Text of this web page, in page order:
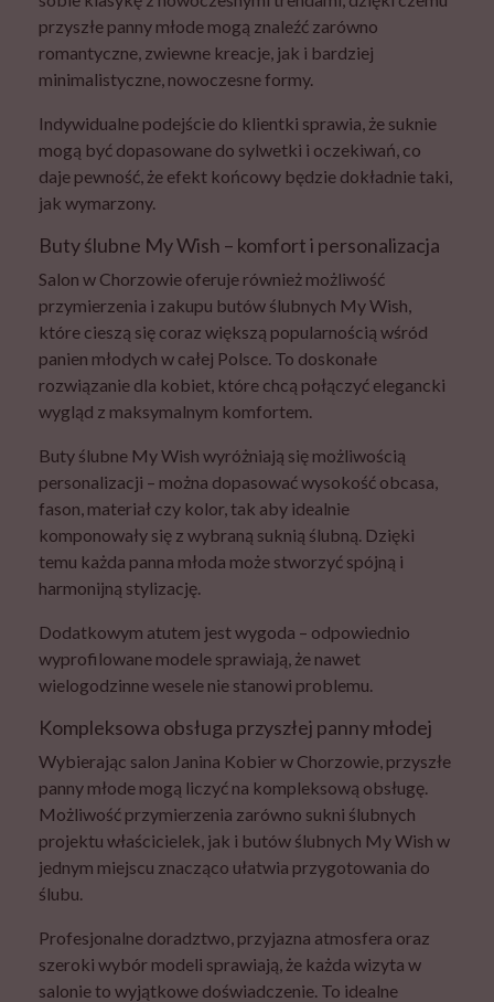
przyszłe panny młode mogą znaleźć zarówno
romantyczne, zwiewne kreacje, jak i bardziej
minimalistyczne, nowoczesne formy.
Indywidualne podejście do klientki sprawia, że suknie
mogą być dopasowane do sylwetki i oczekiwań, co
daje pewność, że efekt końcowy będzie dokładnie taki,
jak wymarzony.
Buty ślubne My Wish – komfort i personalizacja
Salon w Chorzowie oferuje również możliwość
przymierzenia i zakupu butów ślubnych My Wish,
które cieszą się coraz większą popularnością wśród
panien młodych w całej Polsce. To doskonałe
rozwiązanie dla kobiet, które chcą połączyć elegancki
wygląd z maksymalnym komfortem.
Buty ślubne My Wish wyróżniają się możliwością
personalizacji – można dopasować wysokość obcasa,
fason, materiał czy kolor, tak aby idealnie
komponowały się z wybraną suknią ślubną. Dzięki
temu każda panna młoda może stworzyć spójną i
harmonijną stylizację.
Dodatkowym atutem jest wygoda – odpowiednio
wyprofilowane modele sprawiają, że nawet
wielogodzinne wesele nie stanowi problemu.
Kompleksowa obsługa przyszłej panny młodej
Wybierając salon Janina Kobier w Chorzowie, przyszłe
panny młode mogą liczyć na kompleksową obsługę.
Możliwość przymierzenia zarówno sukni ślubnych
projektu właścicielek, jak i butów ślubnych My Wish w
jednym miejscu znacząco ułatwia przygotowania do
ślubu.
Profesjonalne doradztwo, przyjazna atmosfera oraz
szeroki wybór modeli sprawiają, że każda wizyta w
salonie to wyjątkowe doświadczenie. To idealne